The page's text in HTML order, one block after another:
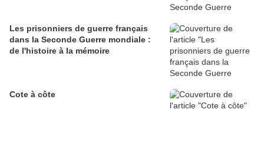
Les prisonniers de guerre français
dans la Seconde Guerre mondiale :
de l'histoire à la mémoire
Cote à côte